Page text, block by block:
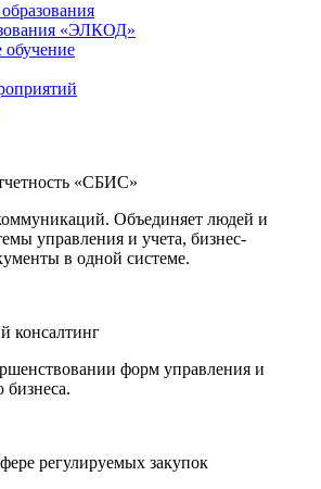
«ЭЛКОД»
обучение
«СБИС»
Объединяет людей и
управления и учета, бизнес-
в одной системе.
консалтинг
форм управления и
бизнеса.
регулируемых закупок